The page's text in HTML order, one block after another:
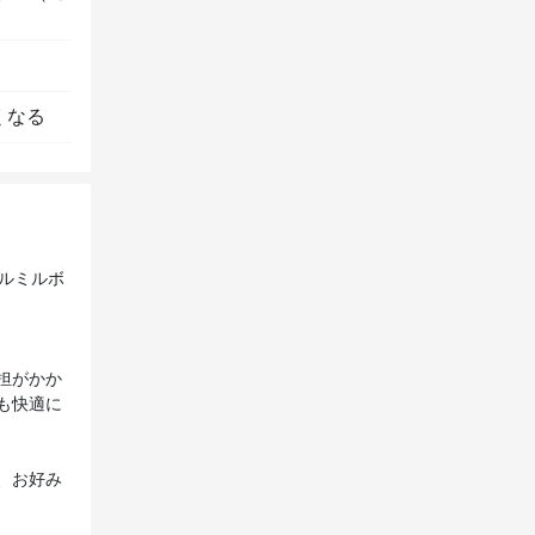
なる
ミルボ
がかか
快適に
お好み